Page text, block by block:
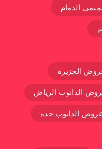
الدمام
الجزيرة
الدانوب الرياض
عروض الدانوب جده